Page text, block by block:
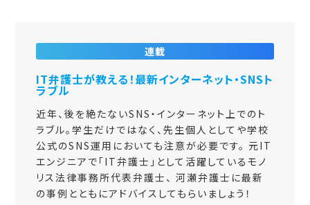
連載
IT弁護士が教える！最新インターネット・SNSト
ラブル
近年、後を絶たないSNS・インターネット上でのト
ラブル。学生だけではなく、先生個人としてや学校
公式のSNS運用においても注意が必要です。 元IT
エンジニアで「IT弁護士」として活躍しているモノ
リス法律事務所代表弁護士、 河瀬弁護士に最新
の事例とともにアドバイスしてもらいましょう！